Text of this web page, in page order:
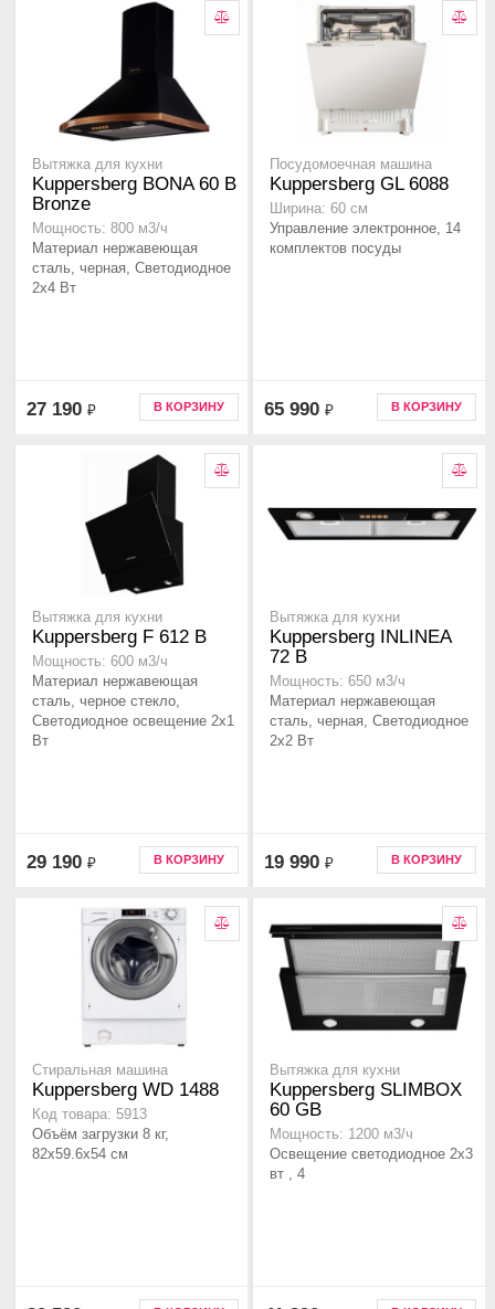
Вытяжка для кухни
Kuppersberg BONA 60 B
Bronze
Мощность: 800 м3/ч
Материал нержавеющая
сталь, черная, Светодиодное
2x4 Вт
27 190 ₽ В КОРЗИНУ
Посудомоечная машина
Kuppersberg GL 6088
Ширина: 60 см
Управление электронное, 14
комплектов посуды
65 990 ₽ В КОРЗИНУ
Вытяжка для кухни
Kuppersberg F 612 B
Мощность: 600 м3/ч
Материал нержавеющая
сталь, черное стекло,
Светодиодное освещение 2x1
Вт
29 190 ₽ В КОРЗИНУ
Вытяжка для кухни
Kuppersberg INLINEA
72 B
Мощность: 650 м3/ч
Материал нержавеющая
сталь, черная, Светодиодное
2х2 Вт
19 990 ₽ В КОРЗИНУ
Стиральная машина
Kuppersberg WD 1488
Код товара: 5913
Объём загрузки 8 кг,
82х59.6х54 см
Вытяжка для кухни
Kuppersberg SLIMBOX
60 GB
Мощность: 1200 м3/ч
Освещение светодиодное 2х3
вт , 4